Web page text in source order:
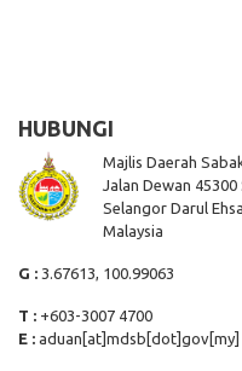
HUBUNGI
Majlis Daerah
Jalan Dewan 45300
Selangor Darul
Malaysia
G : 3.67613, 100.99063
T : +603-3007 4700
E : aduan[at]mdsb[dot]gov[my]